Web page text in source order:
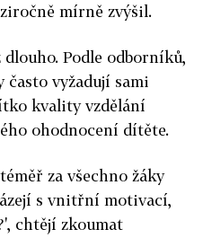
mírně zvýšil.
dlouho. Podle odborníků,
často vyžadují sami
kvality vzdělání
ohodnocení dítěte.
za všechno žáky
s vnitřní motivací,
chtějí zkoumat